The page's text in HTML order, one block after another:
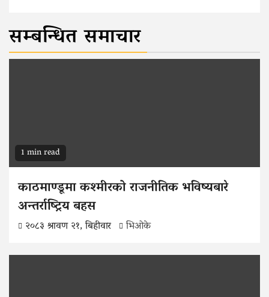
सम्बन्धित समाचार
1 min read
काठमाण्डूमा कश्मीरको राजनीतिक भविष्यबारे
अन्तर्राष्ट्रिय बहस
२०८३ श्रावण २१, बिहीवार भिओके